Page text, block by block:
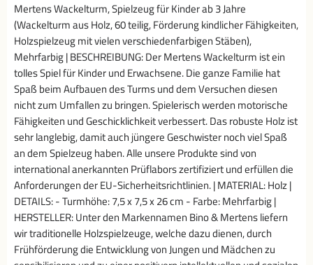
Mertens Wackelturm, Spielzeug für Kinder ab 3 Jahre
(Wackelturm aus Holz, 60 teilig, Förderung kindlicher Fähigkeiten,
Holzspielzeug mit vielen verschiedenfarbigen Stäben),
Mehrfarbig | BESCHREIBUNG: Der Mertens Wackelturm ist ein
tolles Spiel für Kinder und Erwachsene. Die ganze Familie hat
Spaß beim Aufbauen des Turms und dem Versuchen diesen
nicht zum Umfallen zu bringen. Spielerisch werden motorische
Fähigkeiten und Geschicklichkeit verbessert. Das robuste Holz ist
sehr langlebig, damit auch jüngere Geschwister noch viel Spaß
an dem Spielzeug haben. Alle unsere Produkte sind von
international anerkannten Prüflabors zertifiziert und erfüllen die
Anforderungen der EU-Sicherheitsrichtlinien. | MATERIAL: Holz |
DETAILS: - Turmhöhe: 7,5 x 7,5 x 26 cm - Farbe: Mehrfarbig |
HERSTELLER: Unter den Markennamen Bino & Mertens liefern
wir traditionelle Holzspielzeuge, welche dazu dienen, durch
Frühförderung die Entwicklung von Jungen und Mädchen zu